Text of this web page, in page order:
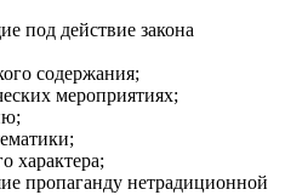
под действие закона
содержания;
мероприятиях;
характера;
пропаганду нетрадиционной